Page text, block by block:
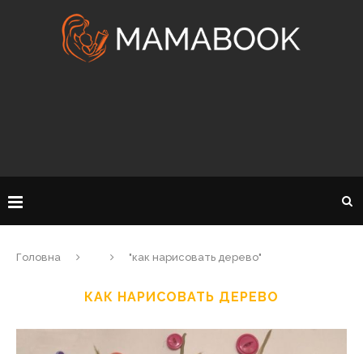
Головна "как нарисовать дерево"
КАК НАРИСОВАТЬ ДЕРЕВО